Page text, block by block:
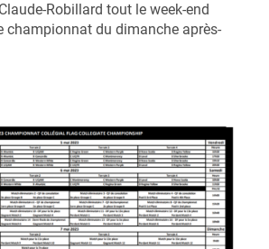
Robillard tout le week-end
championnat du dimanche après-